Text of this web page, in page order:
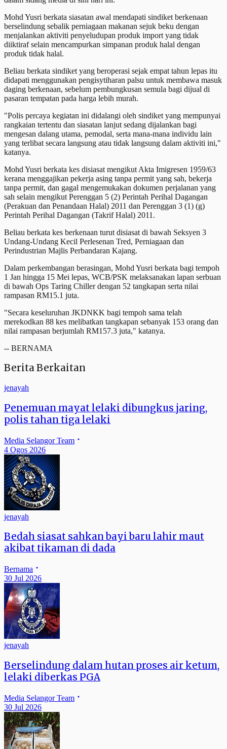
Mohd Yusri berkata siasatan awal mendapati sindiket berkenaan
berselindung sebalik perniagaan makanan sejuk beku dengan
menjalankan aktiviti penyeludupan produk import yang tidak
diiktiraf selain mencampurkan simpanan produk halal dengan
produk tidak halal.
Beliau berkata sindiket yang beroperasi sejak empat tahun lepas itu
didapati menggunakan pengisytiharan palsu untuk membawa masuk
daging berkenaan, sebelum pembungkusan semula bagi dijual di
pasaran tempatan pada harga lebih murah.
"Polis percaya kegiatan ini didalangi oleh sindiket yang mempunyai
rangkaian tertentu dan siasatan lanjut sedang dijalankan bagi
mengesan dalang utama, pemodal, serta mana-mana individu lain
yang terlibat secara langsung atau tidak langsung dalam aktiviti ini,"
katanya.
Mohd Yusri berkata kes disiasat mengikut Akta Imigresen 1959/63
kerana menggajikan pekerja asing tanpa permit yang sah, bekerja
tanpa permit, dan gagal mengemukakan dokumen perjalanan yang
sah selain mengikut Perenggan 5 (2) Perintah Perihal Dagangan
(Perakuan dan Penandaan Halal) 2011 dan Perenggan 3 (1) (g)
Perintah Perihal Dagangan (Takrif Halal) 2011.
Beliau berkata kes berkenaan turut disiasat di bawah Seksyen 3
Undang-Undang Kecil Perlesenan Tred, Perniagaan dan
Perindustrian Majlis Perbandaran Kajang.
Dalam perkembangan berasingan, Mohd Yusri berkata bagi tempoh
1 Jan hingga 15 Mei lepas, WCB/PSK melaksanakan lapan serbuan
di bawah Ops Taring Chiller dengan 52 tangkapan serta nilai
rampasan RM15.1 juta.
"Secara keseluruhan JKDNKK bagi tempoh sama telah
merekodkan 88 kes melibatkan tangkapan sebanyak 153 orang dan
nilai rampasan berjumlah RM157.3 juta," katanya.
-- BERNAMA
Berita Berkaitan
jenayah
Penemuan mayat lelaki dibungkus jaring,
polis tahan tiga lelaki
Media Selangor Team
4 Ogos 2026
jenayah
Bedah siasat sahkan bayi baru lahir maut
akibat tikaman di dada
Bernama
30 Jul 2026
jenayah
Berselindung dalam hutan proses air ketum,
lelaki diberkas PGA
Media Selangor Team
30 Jul 2026